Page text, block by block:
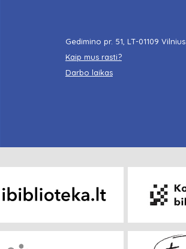
Gedimino pr. 51, LT-01109 Vilnius
Kaip mus rasti?
Darbo laikas